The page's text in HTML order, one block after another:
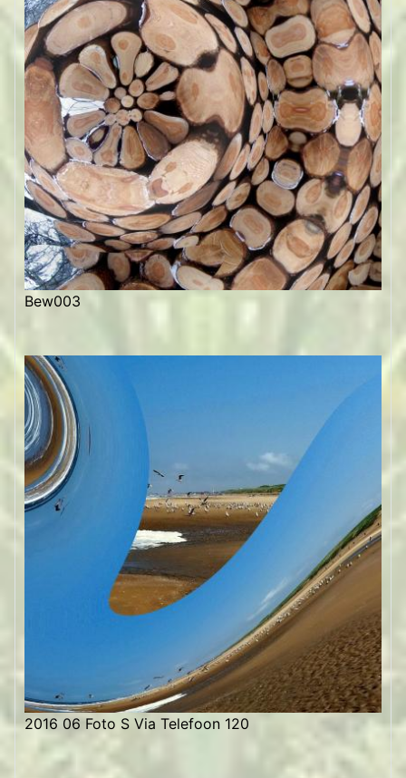
Bew003
2016 06 Foto S Via Telefoon 120